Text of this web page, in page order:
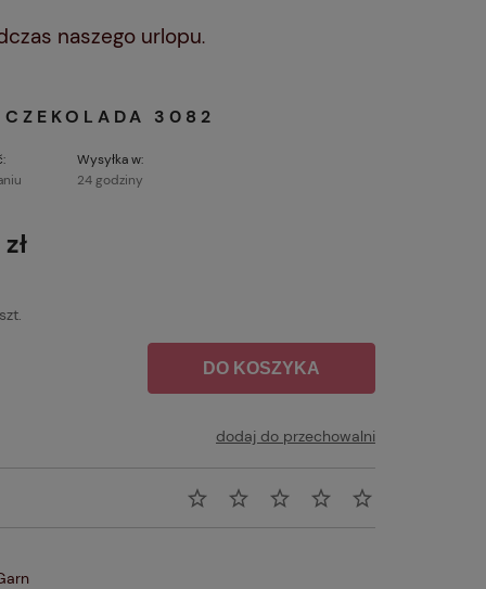
naszego urlopu.
3082
Wysyłka w:
24 godziny
szt.
DO KOSZYKA
dodaj do przechowalni